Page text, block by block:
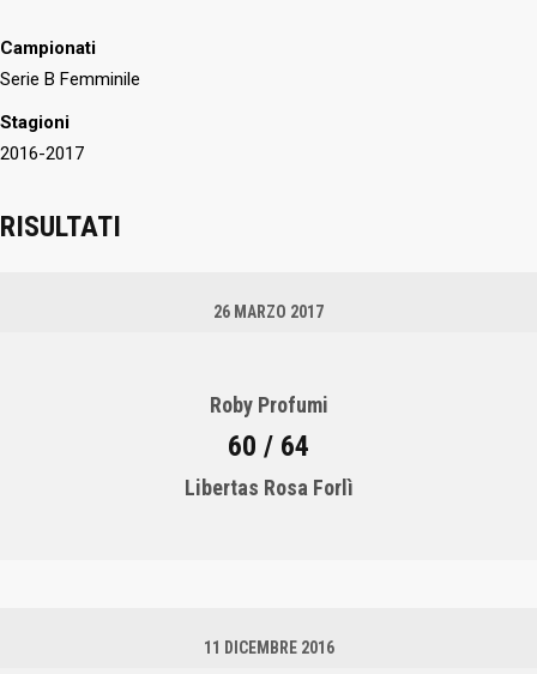
Campionati
Serie B Femminile
Stagioni
2016-2017
RISULTATI
26 MARZO 2017
Roby Profumi
60 / 64
Libertas Rosa Forlì
11 DICEMBRE 2016